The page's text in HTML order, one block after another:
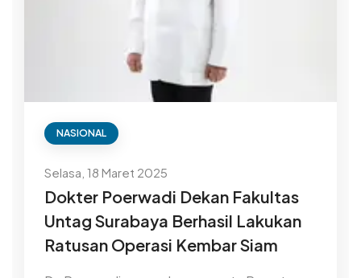
NASIONAL
Selasa, 18 Maret 2025
Dokter Poerwadi Dekan Fakultas
Untag Surabaya Berhasil Lakukan
Ratusan Operasi Kembar Siam